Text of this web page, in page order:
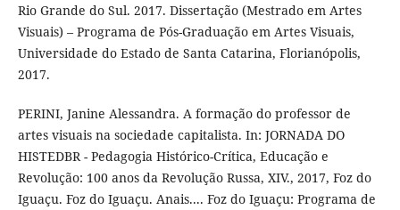
Rio Grande do Sul. 2017. Dissertação (Mestrado em Artes
Visuais) – Programa de Pós-Graduação em Artes Visuais,
Universidade do Estado de Santa Catarina, Florianópolis,
2017.
PERINI, Janine Alessandra. A formação do professor de
artes visuais na sociedade capitalista. In: JORNADA DO
HISTEDBR - Pedagogia Histórico-Crítica, Educação e
Revolução: 100 anos da Revolução Russa, XIV., 2017, Foz do
Iguaçu. Foz do Iguaçu. Anais.... Foz do Iguaçu: Programa de